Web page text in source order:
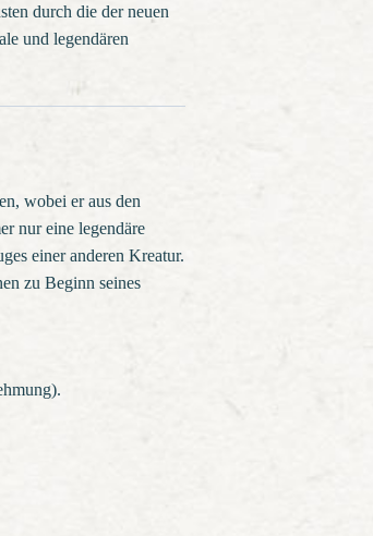
durch die der neuen
und legendären
wobei er aus den
nur eine legendäre
einer anderen Kreatur.
zu Beginn seines